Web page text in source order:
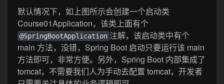
默认情况下，如上图所示会创建一个启动类
Course01Application，该类上面有个
@SpringBootApplication 注解，该启动类中有个
main 方法，没错，Spring Boot 启动只要运行该 main
方法即可，非常方便。另外，Spring Boot 内部集成了
tomcat，不需要我们人为手动去配置 tomcat，开发者